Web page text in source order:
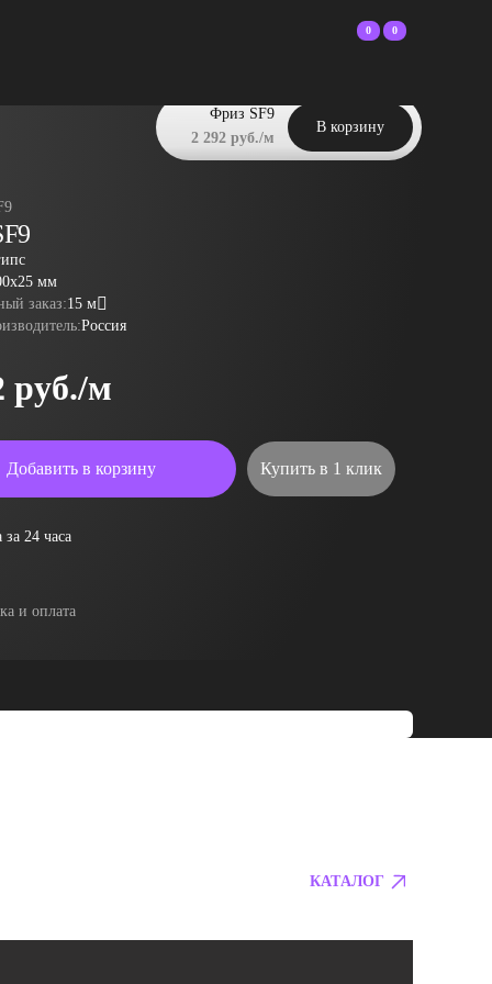
0 0
мм
заказ:15 м
Россия
руб./м
Добавить в корзину Купить в 1 клик
за 24 часа
Фриз SF9
2 292 руб./м
В корзину
и оплата
КАТАЛОГ